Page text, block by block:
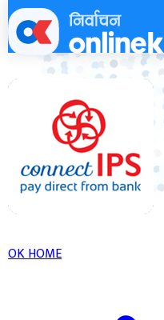
Skip
to
content
OK HOME